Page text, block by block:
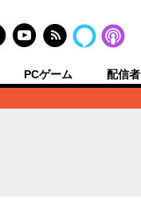
PCゲーム 配信者